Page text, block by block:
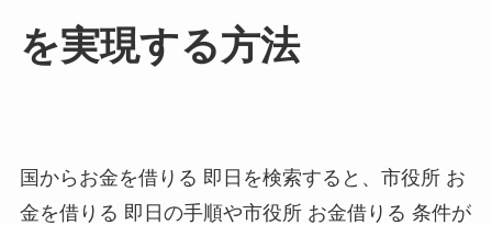
を実現する方法
国からお金を借りる 即日を検索すると、市役所 お
金を借りる 即日の手順や市役所 お金借りる 条件が